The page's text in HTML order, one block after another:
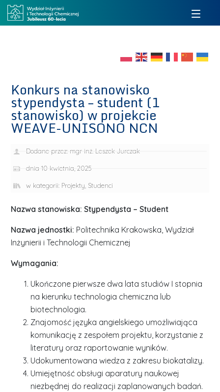
Konkurs na stanowisko
stypendysta – student (1
stanowisko) w projekcie
WEAVE-UNISONO NCN
Dodane przez: mgr inż. Leszek Jurczak
dnia 10 kwietnia, 2025
w kategorii: Projekty, Studenci
Nazwa stanowiska: Stypendysta – Student
Nazwa jednostki: Politechnika Krakowska, Wydział
Inżynierii i Technologii Chemicznej
Wymagania:
Ukończone pierwsze dwa lata studiów I stopnia
na kierunku technologia chemiczna lub
biotechnologia.
Znajomość języka angielskiego umożliwiająca
komunikację z zespołem projektu, korzystanie z
literatury oraz raportowanie wyników.
Udokumentowana wiedza z zakresu biokatalizy.
Umiejętność obsługi aparatury naukowej
niezbędnej do realizacji zaplanowanych badań.